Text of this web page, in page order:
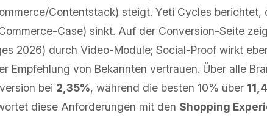
Contentstack) steigt. Yeti Cycles
Case) sinkt. Auf der Conversion-Seite
2026) durch Video-Module; Social-Proof wirkt
Empfehlung von Bekannten vertrauen. Über alle
bei 2,35%, während die besten 10% über
diese Anforderungen mit den Shopping